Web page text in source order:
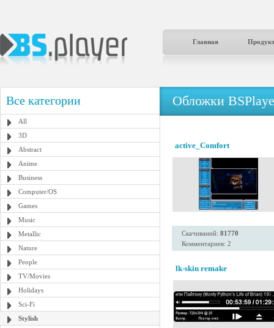
Главная
Все категории
All
3D
Abstract
Anime
Business
Computer/OS
Games
Music
Metallic
Nature
People
TV/Movies
Holidays
Sci-Fi
Stylish
Обложки
active_Comfort
Скачиваний: 81770
Комментариев: 2
lk-skin remake